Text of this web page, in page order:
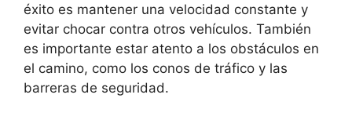
éxito es mantener una velocidad constante y
evitar chocar contra otros vehículos. También
es importante estar atento a los obstáculos en
el camino, como los conos de tráfico y las
barreras de seguridad.